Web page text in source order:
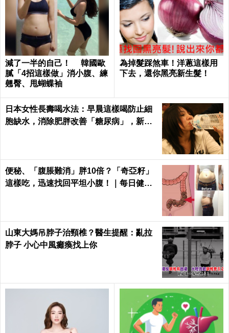
減了一半的自己！ 韓國歐
膩「4招這樣做」消小腹、練
翹臀、甩蝴蝶袖
為掉髮踩煞車！洋蔥這樣用
下去，還你黑亮新生髮！
日本女性長壽喝水法：早晨這樣喝防止細
胞缺水，消除肥胖改善「糖尿病」，新陳
便秘、「腹脹難消」胖10倍？「奇亞籽」
這樣吃，迅速找回平坦小腹！｜每日健康
山東大媽吊脖子治頸椎？醫生提醒：亂拉
脖子 小心中風癱瘓找上你